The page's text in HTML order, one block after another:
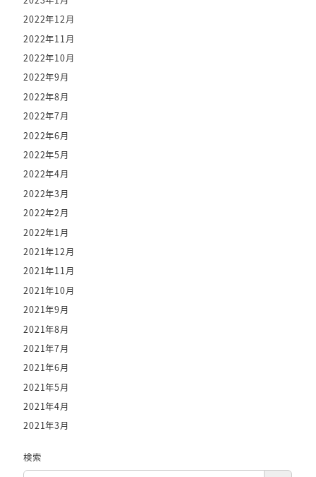
2022年12月
2022年11月
2022年10月
2022年9月
2022年8月
2022年7月
2022年6月
2022年5月
2022年4月
2022年3月
2022年2月
2022年1月
2021年12月
2021年11月
2021年10月
2021年9月
2021年8月
2021年7月
2021年6月
2021年5月
2021年4月
2021年3月
検索